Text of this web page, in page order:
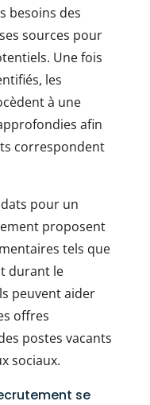
besoins des
sources pour
Une fois
les
à une
afin
correspondent
pour un
proposent
tels que
durant le
peuvent aider
offres
postes vacants
sociaux.
se